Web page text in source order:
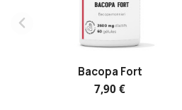
Bacopa Fort
7,90 €